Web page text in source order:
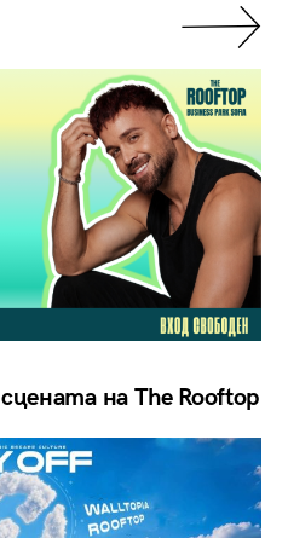
на The Rooftop